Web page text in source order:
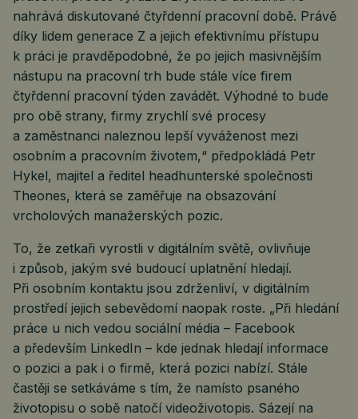
nahrává diskutované čtyřdenní pracovní době. Právě
díky lidem generace Z a jejich efektivnímu přístupu
k práci je pravděpodobné, že po jejich masivnějším
nástupu na pracovní trh bude stále více firem
čtyřdenní pracovní týden zavádět. Výhodné to bude
pro obě strany, firmy zrychlí své procesy
a zaměstnanci naleznou lepší vyváženost mezi
osobním a pracovním životem,“ předpokládá Petr
Hykel, majitel a ředitel headhunterské společnosti
Theones, která se zaměřuje na obsazování
vrcholových manažerských pozic.
To, že zetkaři vyrostli v digitálním světě, ovlivňuje
i způsob, jakým své budoucí uplatnění hledají.
Při osobním kontaktu jsou zdrženliví, v digitálním
prostředí jejich sebevědomí naopak roste. „Při hledání
práce u nich vedou sociální média – Facebook
a především LinkedIn – kde jednak hledají informace
o pozici a pak i o firmě, která pozici nabízí. Stále
častěji se setkáváme s tím, že namísto psaného
životopisu o sobě natočí videoživotopis. Sázejí na